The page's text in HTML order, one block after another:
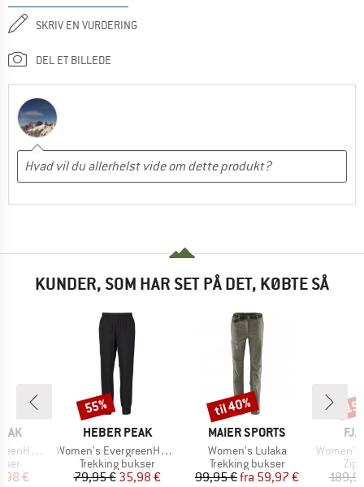
SKRIV EN VURDERING
DEL ET BILLEDE
KUNDER, SOM HAR SET PÅ DET, KØBTE SÅ
Off Pants
pris
€
MÆRKE
HEBER PEAK
Artikel
Women's EvergreenHe. Light Pants
Produktgruppe
Trekking bukser
Pris
79,95 €Nedsat pris
35,98 €
Rabat
55%
MÆRKE
MAIER SPORTS
Artikel
Women's Lulaka
Produktgruppe
Trekking bukser
Pris
99,95 € Nedsat pris
fra 59,97 €
Rabat
til 40%
Artikel
Women's
Zip